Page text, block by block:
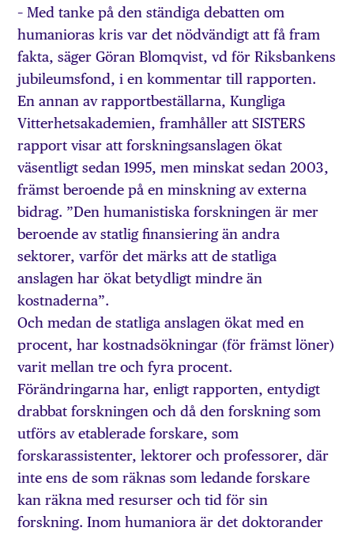
– Med tanke på den ständiga debatten om
humanioras kris var det nödvändigt att få fram
fakta, säger Göran Blomqvist, vd för Riksbankens
jubileumsfond, i en kommentar till rapporten.
En annan av rapportbeställarna, Kungliga
Vitterhetsakademien, framhåller att SISTERS
rapport visar att forskningsanslagen ökat
väsentligt sedan 1995, men minskat sedan 2003,
främst beroende på en minskning av externa
bidrag. ”Den humanistiska forskningen är mer
beroende av statlig finansiering än andra
sektorer, varför det märks att de statliga
anslagen har ökat betydligt mindre än
kostnaderna”.
Och medan de statliga anslagen ökat med en
procent, har kostnadsökningar (för främst löner)
varit mellan tre och fyra procent.
Förändringarna har, enligt rapporten, entydigt
drabbat forskningen och då den forskning som
utförs av etablerade forskare, som
forskarassistenter, lektorer och professorer, där
inte ens de som räknas som ledande forskare
kan räkna med resurser och tid för sin
forskning. Inom humaniora är det doktorander